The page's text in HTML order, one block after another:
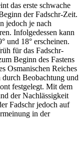
das erste schwache
der Fadschr-Zeit.
jedoch je nach
Infolgedessen kann
und 18° erscheinen.
für das Fadschr-
Beginn des Fastens
Osmanischen Reiches
Beobachtung und
festgelegt. Mit dem
der Nachlässigkeit
Fadschr jedoch auf
in der